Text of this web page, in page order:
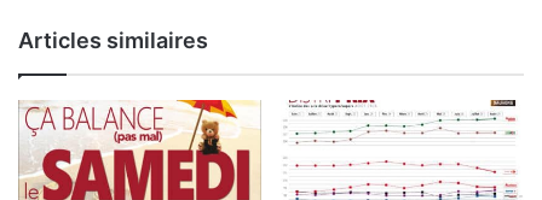
Articles similaires